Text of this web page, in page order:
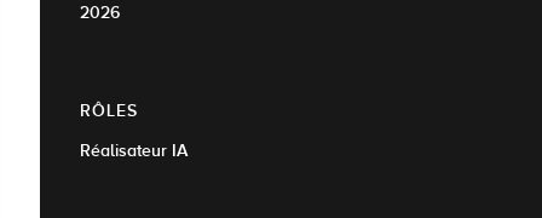
2026
RÔLES
Réalisateur IA